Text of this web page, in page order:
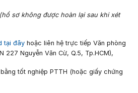
sơ không được hoàn lại sau khi xét
tại đây hoặc liên hệ trực tiếp Văn phòng
227 Nguyễn Văn Cừ, Q.5, Tp.HCM),
tốt nghiệp PTTH (hoặc giấy chứng